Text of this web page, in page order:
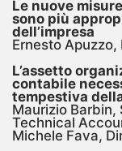
Le nuove
sono più
dell’impresa
Ernesto Apuzzo,
L’assetto
contabile
tempestiva
Maurizio Barbin,
Technical
Michele Fava,